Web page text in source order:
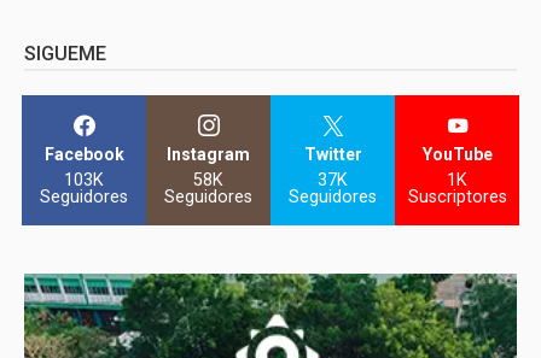
SIGUEME
Facebook
103K
Seguidores
Instagram
58K
Seguidores
Twitter
37K
Seguidores
YouTube
1K
Suscriptores